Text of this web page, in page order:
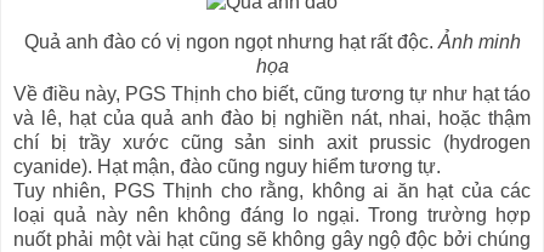
Quả anh đào có vị ngon ngọt nhưng hạt rất độc.Ảnh minh
họa
Về điều này, PGS Thịnh cho biết, cũng tương tự như hạt táo
và lê, hạt của quả anh đào bị nghiền nát, nhai, hoặc thậm
chí bị trầy xước cũng sản sinh axit prussic (hydrogen
cyanide). Hạt mận, đào cũng nguy hiểm tương tự.
Tuy nhiên, PGS Thịnh cho rằng, không ai ăn hạt của các
loại quả này nên không đáng lo ngại. Trong trường hợp
nuốt phải một vài hạt cũng sẽ không gây ngộ độc bởi chúng